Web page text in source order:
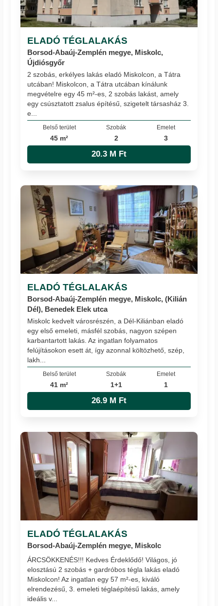
ELADÓ TÉGLALAKÁS
Borsod-Abaúj-Zemplén megye, Miskolc,
Újdiósgyőr
2 szobás, erkélyes lakás eladó Miskolcon, a Tátra
utcában! Miskolcon, a Tátra utcában kínálunk
megvételre egy 45 m²-es, 2 szobás lakást, amely
egy csúsztatott zsalus építésű, szigetelt társasház 3.
e...
Belső terület
45 m²
Szobák
2
Emelet
3
20.3 M Ft
ELADÓ TÉGLALAKÁS
Borsod-Abaúj-Zemplén megye, Miskolc, (Kilián
Dél), Benedek Elek utca
Miskolc kedvelt városrészén, a Dél-Kiliánban eladó
egy első emeleti, másfél szobás, nagyon szépen
karbantartott lakás. Az ingatlan folyamatos
felújításokon esett át, így azonnal költözhető, szép,
lakh...
Belső terület
41 m²
Szobák
1+1
Emelet
1
26.9 M Ft
ELADÓ TÉGLALAKÁS
Borsod-Abaúj-Zemplén megye, Miskolc
ÁRCSÖKKENÉS!!! Kedves Érdeklődő! Világos, jó
elosztású 2 szobás + gardróbos tégla lakás eladó
Miskolcon! Az ingatlan egy 57 m²-es, kiváló
elrendezésű, 3. emeleti téglaépítésű lakás, amely
ideális v...